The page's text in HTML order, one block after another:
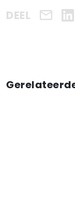
DEEL